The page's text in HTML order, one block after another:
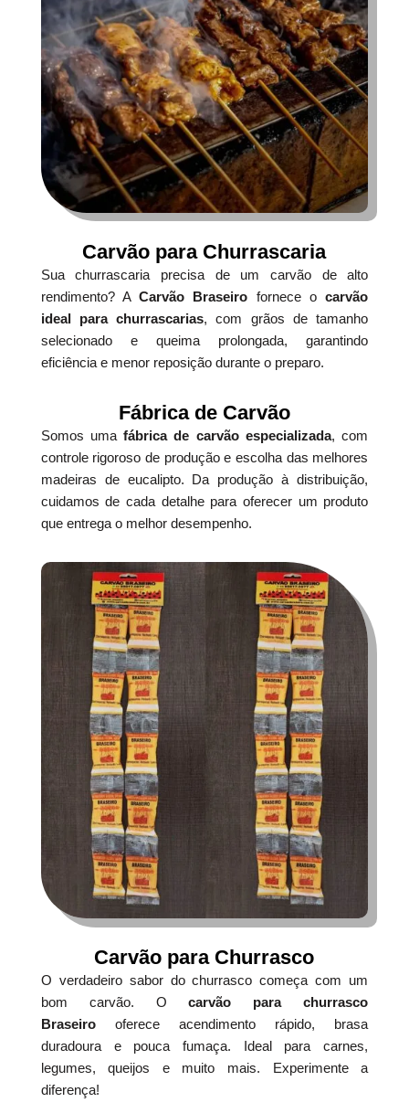
Carvão para Churrascaria
Sua churrascaria precisa de um carvão de alto
rendimento? ACarvão Braseiro fornece ocarvão
ideal para churrascarias, com grãos de tamanho
selecionado e queima prolongada, garantindo
eficiência e menor reposição durante o preparo.
Fábrica de Carvão
Somos umafábrica de carvão especializada, com
controle rigoroso de produção e escolha das melhores
madeiras de eucalipto. Da produção à distribuição,
cuidamos de cada detalhe para oferecer um produto
que entrega o melhor desempenho.
Carvão para Churrasco
O verdadeiro sabor do churrasco começa com um
bom carvão. Ocarvão para churrasco
Braseirooferece acendimento rápido, brasa
duradoura e pouca fumaça. Ideal para carnes,
legumes, queijos e muito mais. Experimente a
diferença!